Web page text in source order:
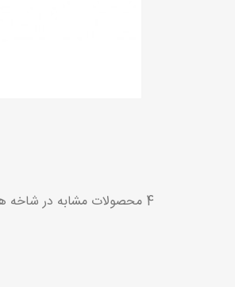
4 محصولات مشابه در شاخه های مختلف: